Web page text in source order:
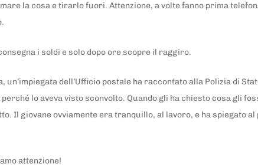
la cosa e tirarlo fuori. Attenzione, a volte fanno prima
i soldi e solo dopo ore scopre il raggiro.
un’impiegata dell’Ufficio postale ha raccontato alla Polizia di
lo aveva visto sconvolto. Quando gli ha chiesto cosa gli
Il giovane ovviamente era tranquillo, al lavoro, e ha spiegato
attenzione!